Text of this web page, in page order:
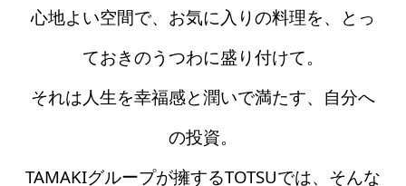
心地よい空間で、お気に入りの料理を、とっ
ておきのうつわに盛り付けて。
それは人生を幸福感と潤いで満たす、自分へ
の投資。
TAMAKIグループが擁するTOTSUでは、そんな